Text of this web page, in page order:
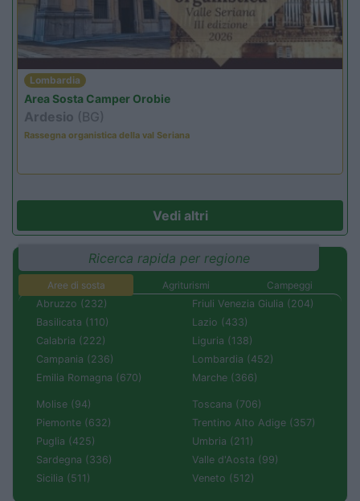
Lombardia
Area Sosta Camper Orobie
Ardesio (BG)
Rassegna organistica della val Seriana
Vedi altri
Ricerca rapida per regione
Aree di sosta Agriturismi
Campeggi
Abruzzo (232)
Basilicata (110)
Calabria (222)
Campania (236)
Emilia Romagna (670)
Friuli Venezia Giulia (204)
Lazio (433)
Liguria (138)
Lombardia (452)
Marche (366)
Molise (94)
Piemonte (632)
Puglia (425)
Sardegna (336)
Sicilia (511)
Toscana (706)
Trentino Alto Adige (357)
Umbria (211)
Valle d'Aosta (99)
Veneto (512)